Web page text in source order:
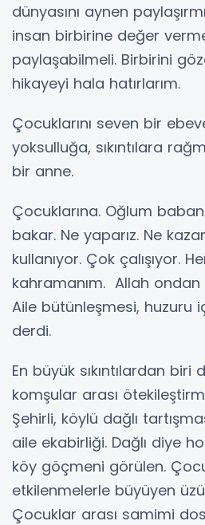
dünyasını aynen
insan birbirine değer
paylaşabilmeli. Birbirini
hikayeyi hala hatırlarım.
Çocuklarını seven bir
yoksulluğa, sıkıntılara
bir anne.
Çocuklarına. Oğlum
bakar. Ne yaparız. Ne
kullanıyor. Çok çalışıyor.
kahramanım. Allah ondan
Aile bütünleşmesi, huzuru
derdi.
En büyük sıkıntılardan
komşular arası
Şehirli, köylü dağlı
aile ekabirliği. Dağlı diye
köy göçmeni görülen.
etkilenmelerle büyüyen
Çocuklar arası samimi